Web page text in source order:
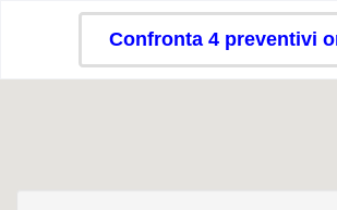
Confronta 4 preventivi